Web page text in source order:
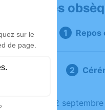
Déroulé des
Repos
Le jeudi 12